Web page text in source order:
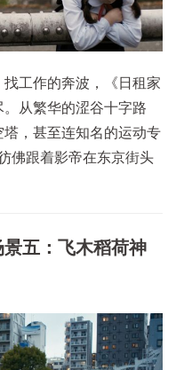
工作的奔波，《日租家
从繁华的涩谷十字路
，甚至连知名的运动专
佛跟着影帝在东京街头
五：飞木稻荷神